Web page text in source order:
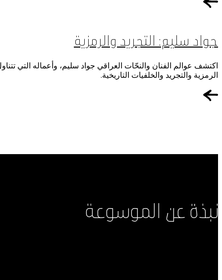
جواد سليم: التجريد والرمزية
اكتشف عوالم الفنان والنحّات العراقي جواد سليم، وأعماله التي
الرمزية والتجريد والخلفيات التاريخية.
نبذة عن الموسوعة